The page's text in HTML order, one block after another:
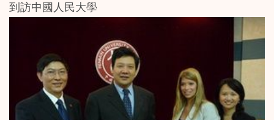
到訪中國人民大學